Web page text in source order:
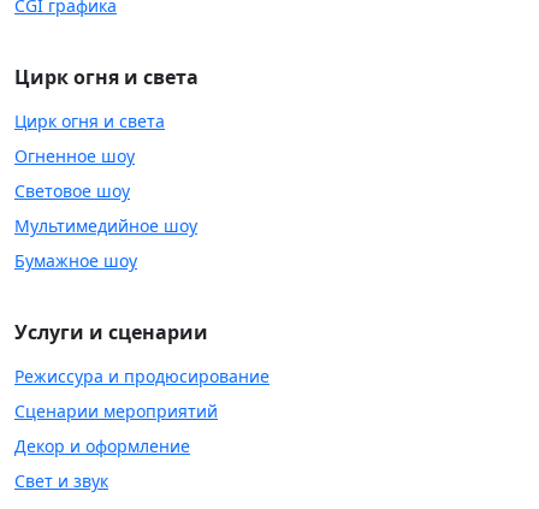
CGI графика
Цирк огня и света
Цирк огня и света
Огненное шоу
Световое шоу
Мультимедийное шоу
Бумажное шоу
Услуги и сценарии
Режиссура и продюсирование
Сценарии мероприятий
Декор и оформление
Свет и звук